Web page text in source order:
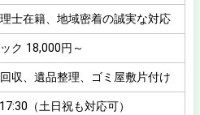
士在籍、地域密着の誠実な対応
ク 18,000円～
収、遺品整理、ゴミ屋敷片付け
（土日祝も対応可）